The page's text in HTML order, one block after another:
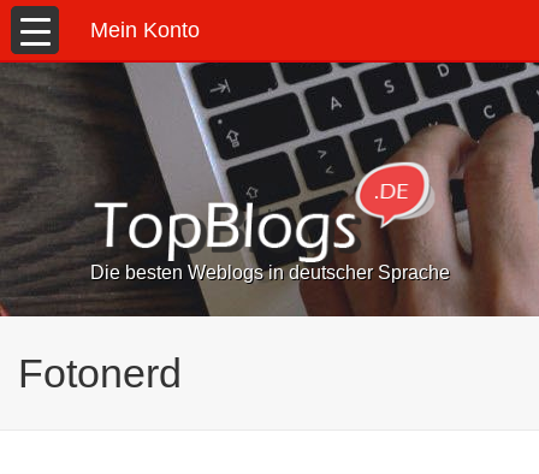
Mein Konto
Die besten Weblogs in deutscher Sprache
Fotonerd